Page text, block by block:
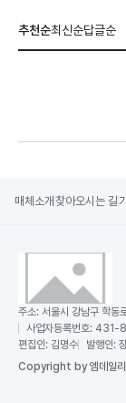
추천순최신순답글순
매체소개 찾아오시는 길
주소: 서울시 강남구 학
사업자등록번호: 431-
편집인: 김명수 발행인:
Copyright by 엠데일